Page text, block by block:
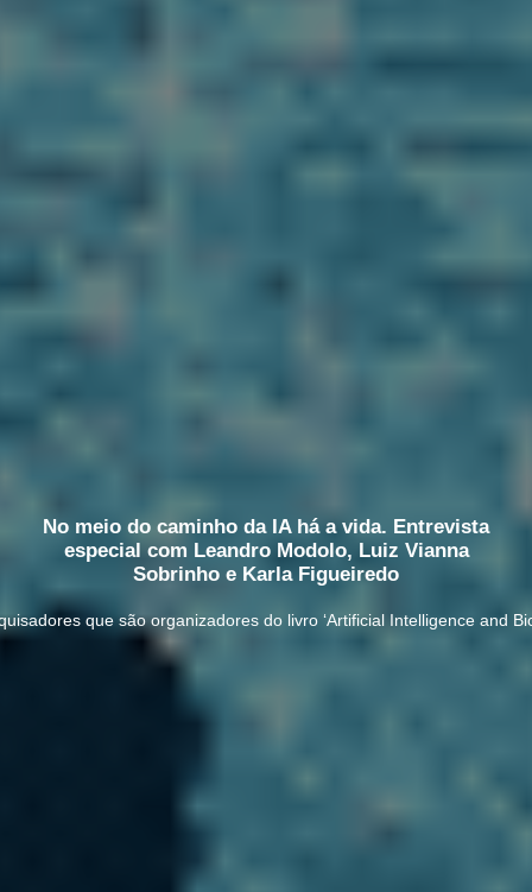
No meio do caminho da IA há a vida. Entrevista
especial com Leandro Modolo, Luiz Vianna
Sobrinho e Karla Figueiredo
que são organizadores do livro ‘Artificial Intelligence and